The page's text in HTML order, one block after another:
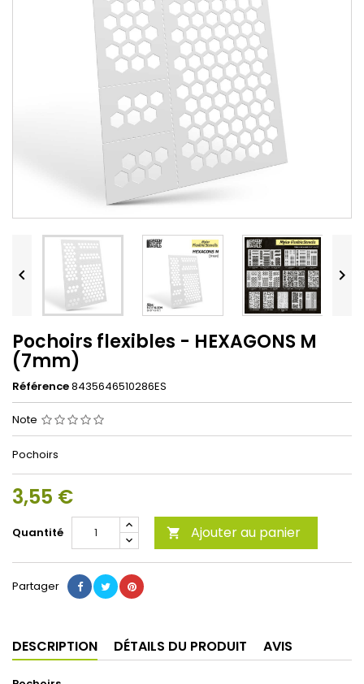
 
Pochoirs flexibles - HEXAGONS M
(7mm)
Référence8435646510286ES
Note
Pochoirs
3,55 €
Quantité  Ajouter au panier
Partager
DESCRIPTION DÉTAILS DU PRODUIT AVIS